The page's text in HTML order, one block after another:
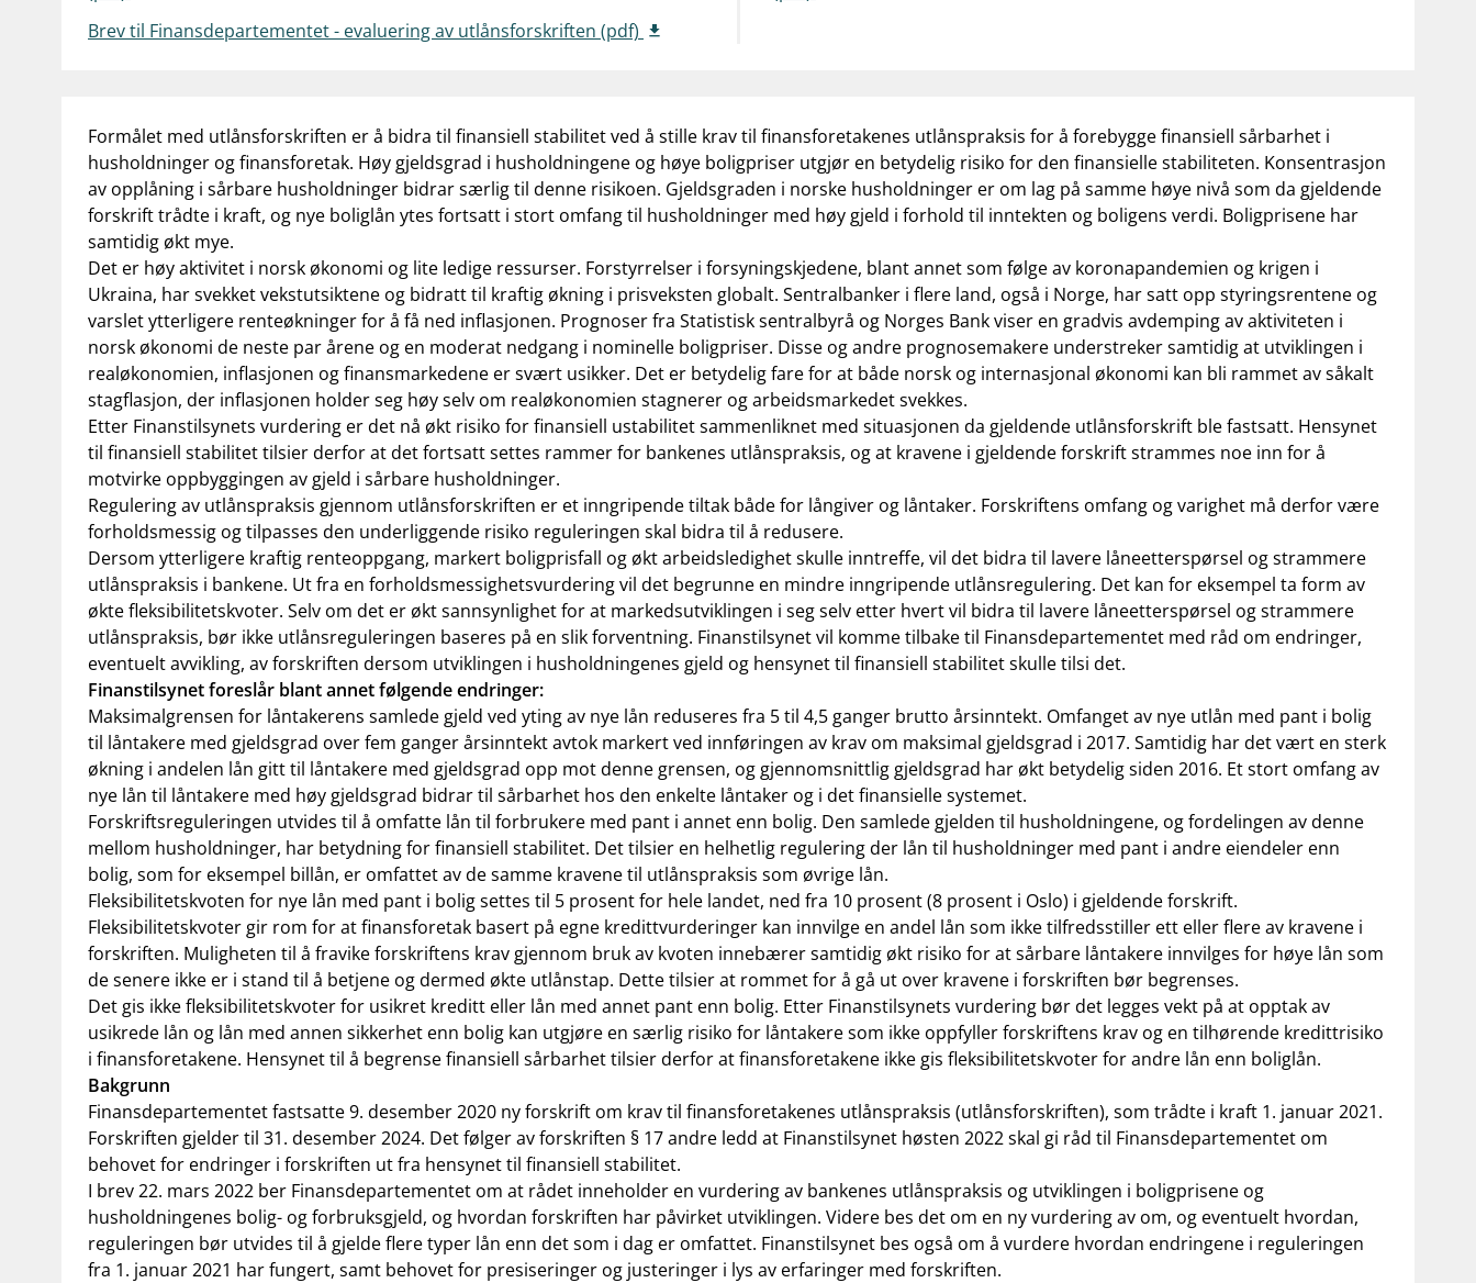
Brev til Finansdepartementet - evaluering av utlånsforskriften (pdf)
Formålet med utlånsforskriften er å bidra til finansiell stabilitet ved å stille krav til finansforetakenes utlånspraksis for å forebygge finansiell sårbarhet i
husholdninger og finansforetak. Høy gjeldsgrad i husholdningene og høye boligpriser utgjør en betydelig risiko for den finansielle stabiliteten. Konsentrasjon
av opplåning i sårbare husholdninger bidrar særlig til denne risikoen. Gjeldsgraden i norske husholdninger er om lag på samme høye nivå som da gjeldende
forskrift trådte i kraft, og nye boliglån ytes fortsatt i stort omfang til husholdninger med høy gjeld i forhold til inntekten og boligens verdi. Boligprisene har
samtidig økt mye.
Det er høy aktivitet i norsk økonomi og lite ledige ressurser. Forstyrrelser i forsyningskjedene, blant annet som følge av koronapandemien og krigen i
Ukraina, har svekket vekstutsiktene og bidratt til kraftig økning i prisveksten globalt. Sentralbanker i flere land, også i Norge, har satt opp styringsrentene og
varslet ytterligere renteøkninger for å få ned inflasjonen. Prognoser fra Statistisk sentralbyrå og Norges Bank viser en gradvis avdemping av aktiviteten i
norsk økonomi de neste par årene og en moderat nedgang i nominelle boligpriser. Disse og andre prognosemakere understreker samtidig at utviklingen i
realøkonomien, inflasjonen og finansmarkedene er svært usikker. Det er betydelig fare for at både norsk og internasjonal økonomi kan bli rammet av såkalt
stagflasjon, der inflasjonen holder seg høy selv om realøkonomien stagnerer og arbeidsmarkedet svekkes.
Etter Finanstilsynets vurdering er det nå økt risiko for finansiell ustabilitet sammenliknet med situasjonen da gjeldende utlånsforskrift ble fastsatt. Hensynet
til finansiell stabilitet tilsier derfor at det fortsatt settes rammer for bankenes utlånspraksis, og at kravene i gjeldende forskrift strammes noe inn for å
motvirke oppbyggingen av gjeld i sårbare husholdninger.
Regulering av utlånspraksis gjennom utlånsforskriften er et inngripende tiltak både for långiver og låntaker. Forskriftens omfang og varighet må derfor være
forholdsmessig og tilpasses den underliggende risiko reguleringen skal bidra til å redusere.
Dersom ytterligere kraftig renteoppgang, markert boligprisfall og økt arbeidsledighet skulle inntreffe, vil det bidra til lavere låneetterspørsel og strammere
utlånspraksis i bankene. Ut fra en forholdsmessighetsvurdering vil det begrunne en mindre inngripende utlånsregulering. Det kan for eksempel ta form av
økte fleksibilitetskvoter. Selv om det er økt sannsynlighet for at markedsutviklingen i seg selv etter hvert vil bidra til lavere låneetterspørsel og strammere
utlånspraksis, bør ikke utlånsreguleringen baseres på en slik forventning. Finanstilsynet vil komme tilbake til Finansdepartementet med råd om endringer,
eventuelt avvikling, av forskriften dersom utviklingen i husholdningenes gjeld og hensynet til finansiell stabilitet skulle tilsi det.
Finanstilsynet foreslår blant annet følgende endringer:
Maksimalgrensen for låntakerens samlede gjeld ved yting av nye lån reduseres fra 5 til 4,5 ganger brutto årsinntekt. Omfanget av nye utlån med pant i bolig
til låntakere med gjeldsgrad over fem ganger årsinntekt avtok markert ved innføringen av krav om maksimal gjeldsgrad i 2017. Samtidig har det vært en sterk
økning i andelen lån gitt til låntakere med gjeldsgrad opp mot denne grensen, og gjennomsnittlig gjeldsgrad har økt betydelig siden 2016. Et stort omfang av
nye lån til låntakere med høy gjeldsgrad bidrar til sårbarhet hos den enkelte låntaker og i det finansielle systemet.
Forskriftsreguleringen utvides til å omfatte lån til forbrukere med pant i annet enn bolig. Den samlede gjelden til husholdningene, og fordelingen av denne
mellom husholdninger, har betydning for finansiell stabilitet. Det tilsier en helhetlig regulering der lån til husholdninger med pant i andre eiendeler enn
bolig, som for eksempel billån, er omfattet av de samme kravene til utlånspraksis som øvrige lån.
Fleksibilitetskvoten for nye lån med pant i bolig settes til 5 prosent for hele landet, ned fra 10 prosent (8 prosent i Oslo) i gjeldende forskrift.
Fleksibilitetskvoter gir rom for at finansforetak basert på egne kredittvurderinger kan innvilge en andel lån som ikke tilfredsstiller ett eller flere av kravene i
forskriften. Muligheten til å fravike forskriftens krav gjennom bruk av kvoten innebærer samtidig økt risiko for at sårbare låntakere innvilges for høye lån som
de senere ikke er i stand til å betjene og dermed økte utlånstap. Dette tilsier at rommet for å gå ut over kravene i forskriften bør begrenses.
Det gis ikke fleksibilitetskvoter for usikret kreditt eller lån med annet pant enn bolig. Etter Finanstilsynets vurdering bør det legges vekt på at opptak av
usikrede lån og lån med annen sikkerhet enn bolig kan utgjøre en særlig risiko for låntakere som ikke oppfyller forskriftens krav og en tilhørende kredittrisiko
i finansforetakene. Hensynet til å begrense finansiell sårbarhet tilsier derfor at finansforetakene ikke gis fleksibilitetskvoter for andre lån enn boliglån.
Bakgrunn
Finansdepartementet fastsatte 9. desember 2020 nyforskrift om krav til finansforetakenes utlånspraksis (utlånsforskriften), som trådte i kraft 1. januar 2021.
Forskriften gjelder til 31. desember 2024. Det følger av forskriften § 17 andre ledd at Finanstilsynet høsten 2022 skal gi råd til Finansdepartementet om
behovet for endringer i forskriften ut fra hensynet til finansiell stabilitet.
I brev 22. mars 2022 ber Finansdepartementet om at rådet inneholder en vurdering av bankenes utlånspraksis og utviklingen i boligprisene og
husholdningenes bolig- og forbruksgjeld, og hvordan forskriften har påvirket utviklingen. Videre bes det om en ny vurdering av om, og eventuelt hvordan,
reguleringen bør utvides til å gjelde flere typer lån enn det som i dag er omfattet. Finanstilsynet bes også om å vurdere hvordan endringene i reguleringen
fra 1. januar 2021 har fungert, samt behovet for presiseringer og justeringer i lys av erfaringer med forskriften.